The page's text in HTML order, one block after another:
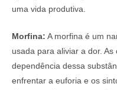
uma vida produtiva.
Morfina: A morfina é um
usada para aliviar a dor.
dependência dessa
enfrentar a euforia e os